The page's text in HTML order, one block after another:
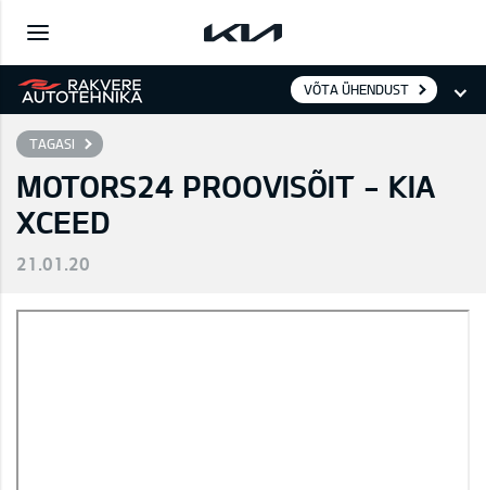
VÕTA ÜHENDUST
TAGASI
MOTORS24 PROOVISÕIT - KIA
XCEED
21.01.20